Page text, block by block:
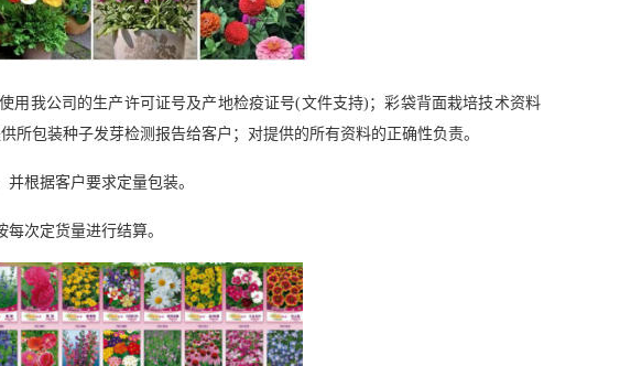
用我公司的生产许可证号及产地检疫证号(文件支持)；彩袋背面栽培技术资料
包装种子发芽检测报告给客户；对提供的所有资料的正确性负责。
根据客户要求定量包装。
次定货量进行结算。